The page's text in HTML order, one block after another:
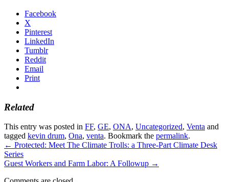
Facebook
X
Pinterest
LinkedIn
Tumblr
Reddit
Email
Print
Related
This entry was posted in FF, GE, ONA, Uncategorized, Venta and
tagged kevin drum, Ona, venta. Bookmark the permalink.
← Protected: Meet The Climate Trolls: a Three-Part Climate Desk
Series
Guest Workers and Farm Labor: A Followup →